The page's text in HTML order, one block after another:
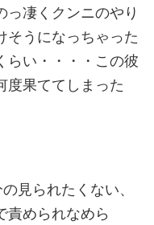
凄くクンニのやり
そうになっちゃった
らい・・・・この彼
度果ててしまった
見られたくない、
責められなめら